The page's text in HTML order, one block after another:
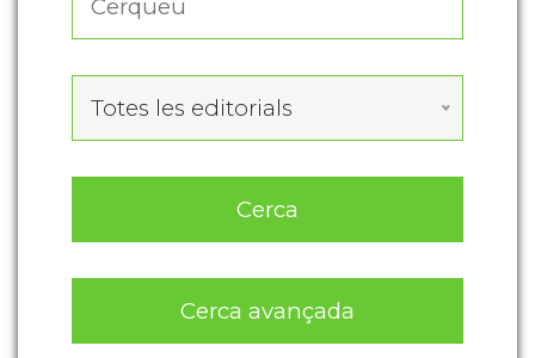
Totes les editorials
Cerca
Cerca avançada